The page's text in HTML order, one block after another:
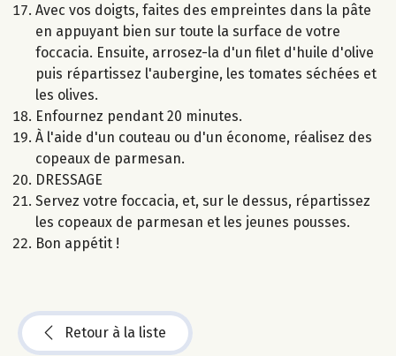
Avec vos doigts, faites des empreintes dans la pâte
en appuyant bien sur toute la surface de votre
foccacia. Ensuite, arrosez-la d'un filet d'huile d'olive
puis répartissez l'aubergine, les tomates séchées et
les olives.
Enfournez pendant 20 minutes.
À l'aide d'un couteau ou d'un économe, réalisez des
copeaux de parmesan.
DRESSAGE
Servez votre foccacia, et, sur le dessus, répartissez
les copeaux de parmesan et les jeunes pousses.
Bon appétit !
Retour à la liste